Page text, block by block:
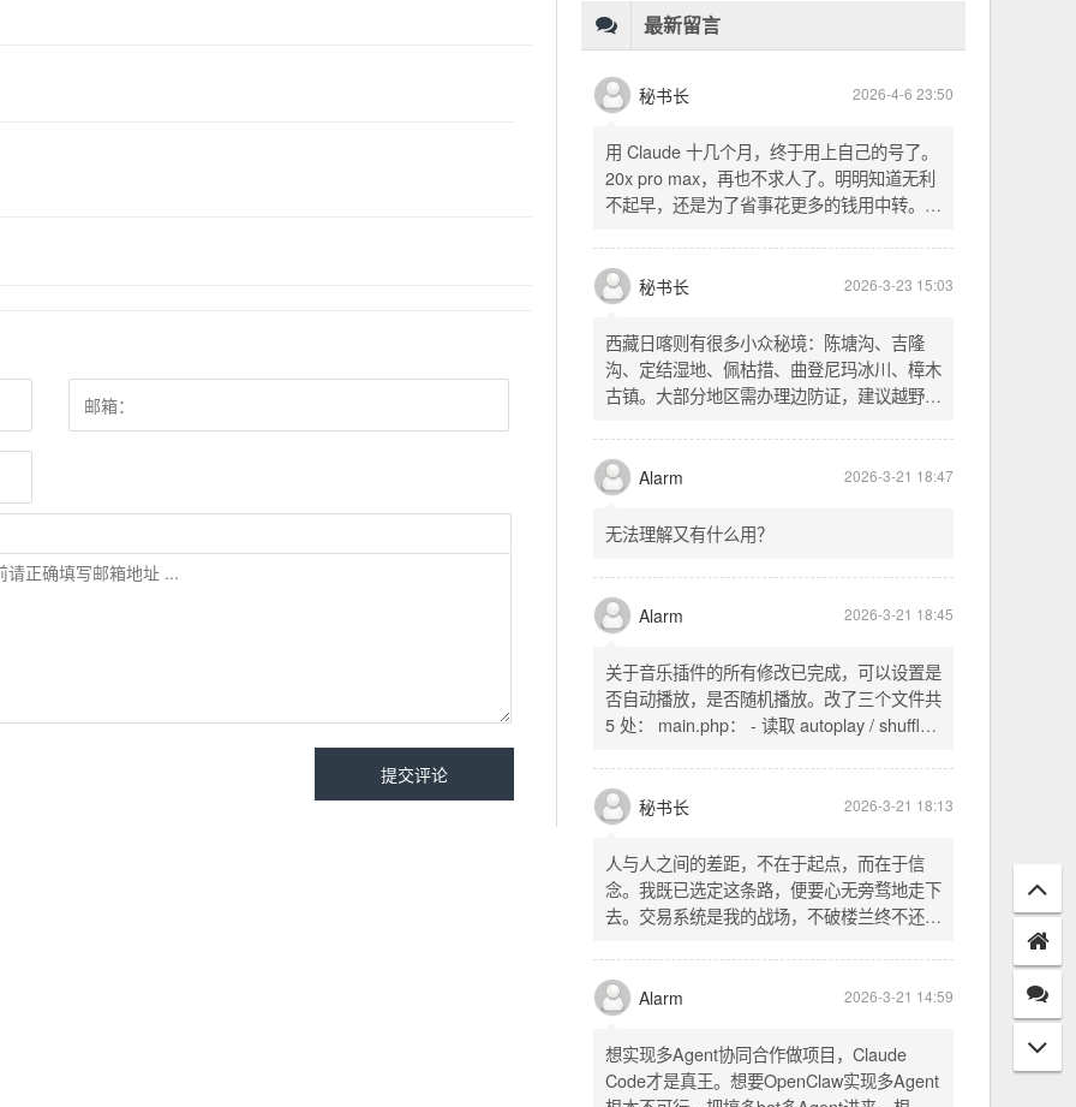
6 十六万二千八提了特斯拉，又看上东园公馆
秘书长 2026-4-6 23:50
用 Claude 十几个月，终于用上自己的号了。
20x pro max，再也不求人了。明明知道无利
不起早，还是为了省事花更多的钱用中转。链
SSH 用 gost 做 HTTP+SOCKS 转换才能用
多 Agent。配置麻烦了点，设定好了后直接任
意 IP 进行 SSH 登录。畅用，值得纪念。
秘书长 2026-3-23 15:03
西藏日喀则有很多小众秘境：陈塘沟、吉隆
沟、定结湿地、佩枯措、曲登尼玛冰川、樟木
古镇。大部分地区需办理边防证，建议越野
经吉隆口岸前往加德满都，沿途风景绝美。
Alarm
无法理解又有什么用？
Alarm 2026-3-21 18:45
关于音乐插件的所有修改已完成，可以设置是
否自动播放，是否随机播放。改了三个文件共
5 处： main.php： - 读取 autoplay / shuffle
一行两个复选框（自动播放音乐 / 默认随机播
放），带配套 CSS track.php： - 在 var
playlist = [...] 后面输出 _p4zAutoplay 和
autoplay 从后端变量读取，不再硬编码 false
- shuffle 后台开启时强制随机，否则走
秘书长 2026-3-21 18:13
人与人之间的差距，不在于起点，而在于信
念。我既已选定这条路，便要心无旁骛地走下
去。交易系统是我的战场，不破楼兰终不还。
唯有目标，不可动摇。
Alarm 2026-3-21 14:59